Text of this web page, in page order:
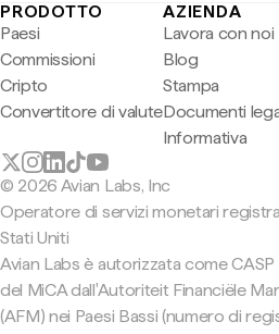
PRODOTTO
Paesi
Commissioni
Cripto
Convertitore di valute
AZIENDA
Lavora con noi
Blog
Stampa
Documenti
Informativa
© 2026 Avian Labs, Inc
Operatore di servizi monetari
Stati Uniti
Avian Labs è autorizzata come CASP
del MiCA dall'Autoriteit Financiële
(AFM) nei Paesi Bassi (numero di